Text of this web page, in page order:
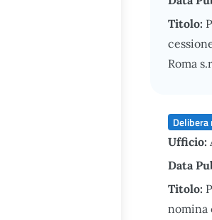
Titolo:
Roma
Ufficio:
Data
Titolo:
nomina